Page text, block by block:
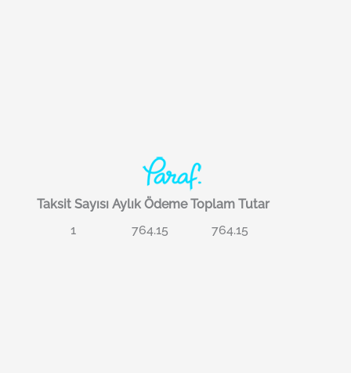
Taksit Sayısı Aylık Ödeme Toplam Tutar
1
764.15 764.15